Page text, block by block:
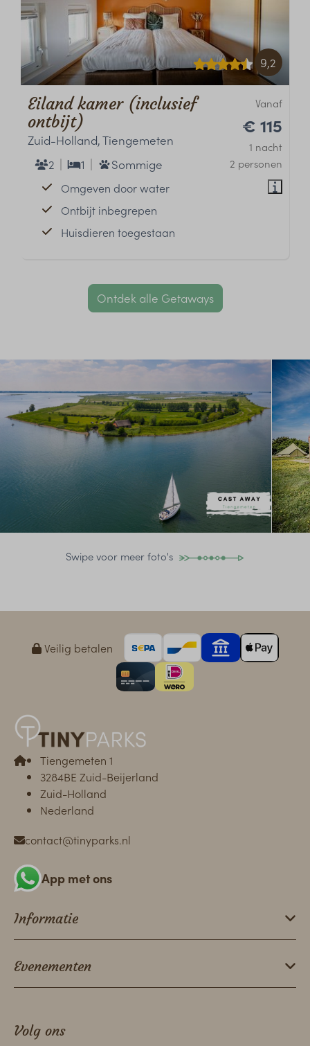
9,2
Vanaf
€ 115
1 nacht
2 personen
Eiland kamer (inclusief
ontbijt)
Zuid-Holland, Tiengemeten
2
1 Sommige
Omgeven door water
Ontbijt inbegrepen
Huisdieren toegestaan
Ontdek alle Getaways
Swipe voor meer foto's
Veilig betalen
Tiengemeten 1
3284BE Zuid-Beijerland
Zuid-Holland
Nederland
contact@tinyparks.nl
App met ons
Informatie
Evenementen
Volg ons